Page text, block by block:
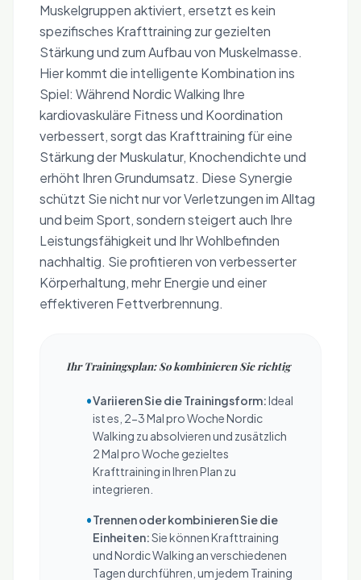
Muskelgruppen aktiviert, ersetzt es kein
spezifisches Krafttraining zur gezielten
Stärkung und zum Aufbau von Muskelmasse.
Hier kommt die intelligente Kombination ins
Spiel: Während Nordic Walking Ihre
kardiovaskuläre Fitness und Koordination
verbessert, sorgt das Krafttraining für eine
Stärkung der Muskulatur, Knochendichte und
erhöht Ihren Grundumsatz. Diese Synergie
schützt Sie nicht nur vor Verletzungen im Alltag
und beim Sport, sondern steigert auch Ihre
Leistungsfähigkeit und Ihr Wohlbefinden
nachhaltig. Sie profitieren von verbesserter
Körperhaltung, mehr Energie und einer
effektiveren Fettverbrennung.
Ihr Trainingsplan: So kombinieren Sie richtig
•Variieren Sie die Trainingsform:Ideal
ist es, 2-3 Mal pro Woche Nordic
Walking zu absolvieren und zusätzlich
2 Mal pro Woche gezieltes
Krafttraining in Ihren Plan zu
integrieren.
•Trennen oder kombinieren Sie die
Einheiten:Sie können Krafttraining
und Nordic Walking an verschiedenen
Tagen durchführen, um jedem Training